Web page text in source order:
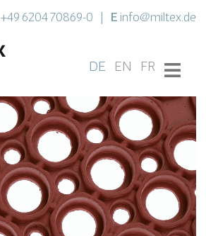
+49 6204 70869-0 E info@miltex.de
DE EN FR